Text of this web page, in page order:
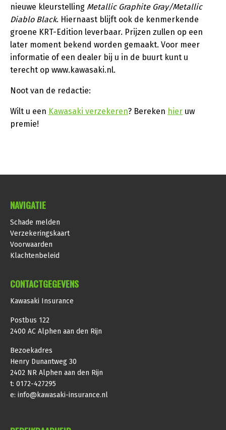
nieuwe kleurstelling Metallic Graphite Gray/Metallic
Diablo Black. Hiernaast blijft ook de kenmerkende
groene KRT-Edition leverbaar. Prijzen zullen op een
later moment bekend worden gemaakt. Voor meer
informatie of een dealer bij u in de buurt kunt u
terecht op www.kawasaki.nl.
Noot van de redactie:
Wilt u een Kawasaki verzekeren? Bereken hier uw
premie!
NAVIGATIE
Schade melden
Verzekeringskaart
Voorwaarden
Klachtenbeleid
CONTACTGEGEVENS
Kawasaki Insurance
Postbus 122
2400 AC Alphen aan den Rijn
Bezoekadres
Henry Dunantweg 30
2402 NR Alphen aan den Rijn
t: 0172-427295
e: info@kawasaki-insurance.nl